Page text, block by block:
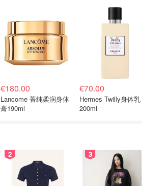
€180.00
Lancome 菁纯柔润身体
膏190ml
€70.00
Hermes Twilly身体乳
200ml
2 3